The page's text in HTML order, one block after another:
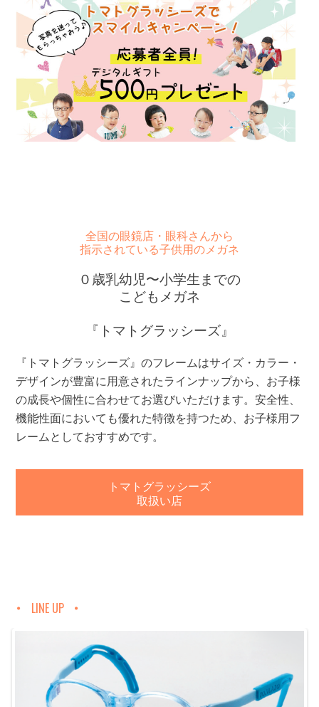
全国の眼鏡店・眼科さんから
指示されている子供用のメガネ
０歳乳幼児〜小学生までの
こどもメガネ
『トマトグラッシーズ』
『トマトグラッシーズ』のフレームはサイズ・カラー・
デザインが豊富に用意されたラインナップから、お子様
の成長や個性に合わせてお選びいただけます。安全性、
機能性面においても優れた特徴を持つため、お子様用フ
レームとしておすすめです。
トマトグラッシーズ
取扱い店
LINE UP